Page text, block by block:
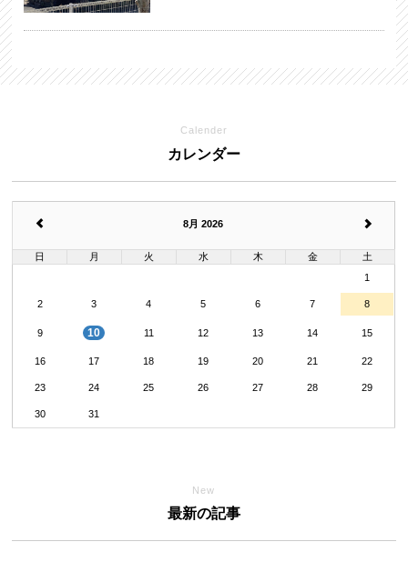
Calender
カレンダー
8月 2026
日 月 火 水 木 金
土
1
2 3 4 5 6 7 8
9 10 11 12 13 14 15
16 17 18 19 20 21 22
23 24 25 26 27 28 29
30 31
New
最新の記事